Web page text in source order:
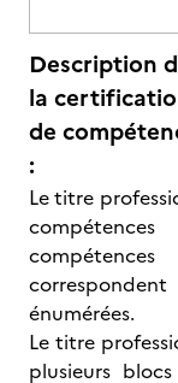
Description
la
de
:
Le titre
énumérées.
Le titre
plusieurs